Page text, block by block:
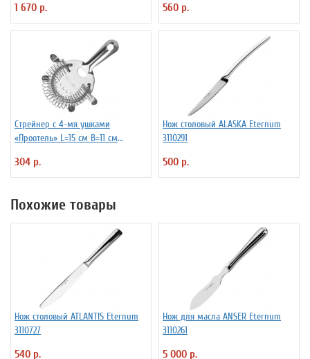
1 670 р. 560 р.
Стрейнер с 4-мя ушками
«Проотель» L=15 см B=11 см
304 р.
Нож столовый ALASKA Eternum
3110291
500 р.
Похожие товары
Нож столовый ATLANTIS Eternum
3110727
540 р.
Нож для масла ANSER Eternum
3110261
5 000 р.